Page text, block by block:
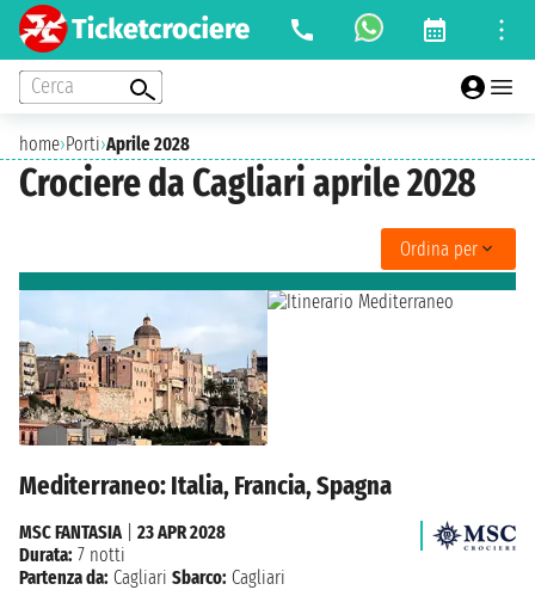
Cerca
home›Porti›Aprile 2028
Crociere da Cagliari aprile 2028
Ordina per
Mediterraneo: Italia, Francia, Spagna
MSC FANTASIA
23 APR 2028
Durata: 7 notti
Partenza da: Cagliari Sbarco: Cagliari